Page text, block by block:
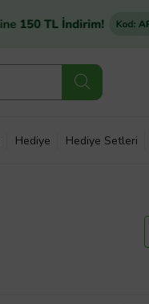
Hediye Hediye Setleri